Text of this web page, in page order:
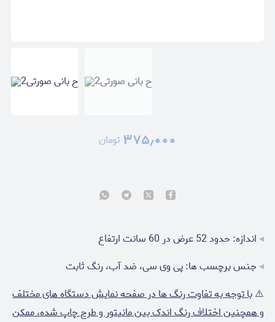
۳۷۵٫۰۰۰ تومان
◂اندازه: حدود 52 عرض در 60 سانت ارتفاع
◂جنس برچسب ها: پی وی سی، ضد آب، رنگ ثابت
⚠️با توجه به تفاوت رنگ ها در صفحه نمایش دستگاه های مختلف
و همچنین اختلاف رنگ اندک بین مانیتور و طرح چاپ شده، ممکن